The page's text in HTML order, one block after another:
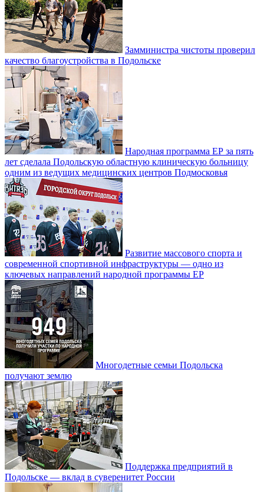
Замминистра чистоты проверил
качество благоустройства в Подольске
Народная программа ЕР за пять
лет сделала Подольскую областную клиническую больницу
одним из ведущих медицинских центров Подмосковья
Развитие массового спорта и
современной спортивной инфраструктуры — одно из
ключевых направлений народной программы ЕР
Многодетные семьи Подольска
получают землю
Поддержка предприятий в
Подольске — вклад в суверенитет России